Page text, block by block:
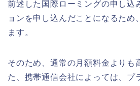
前述した国際ローミングの申し込
ョンを申し込んだことになるため
ます。
そのため、通常の月額料金よりも
た、携帯通信会社によっては、プ